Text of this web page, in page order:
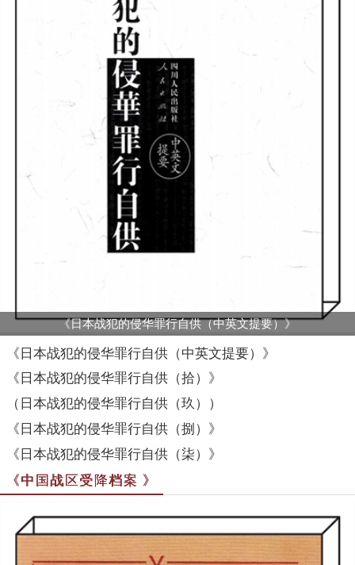
《日本战犯的侵华罪行自供（中英文提要）》
《日本战犯的侵华罪行自供（中英文提要）》
《日本战犯的侵华罪行自供（拾）》
（日本战犯的侵华罪行自供（玖））
《日本战犯的侵华罪行自供（捌）》
《日本战犯的侵华罪行自供（柒）》
《中国战区受降档案 》